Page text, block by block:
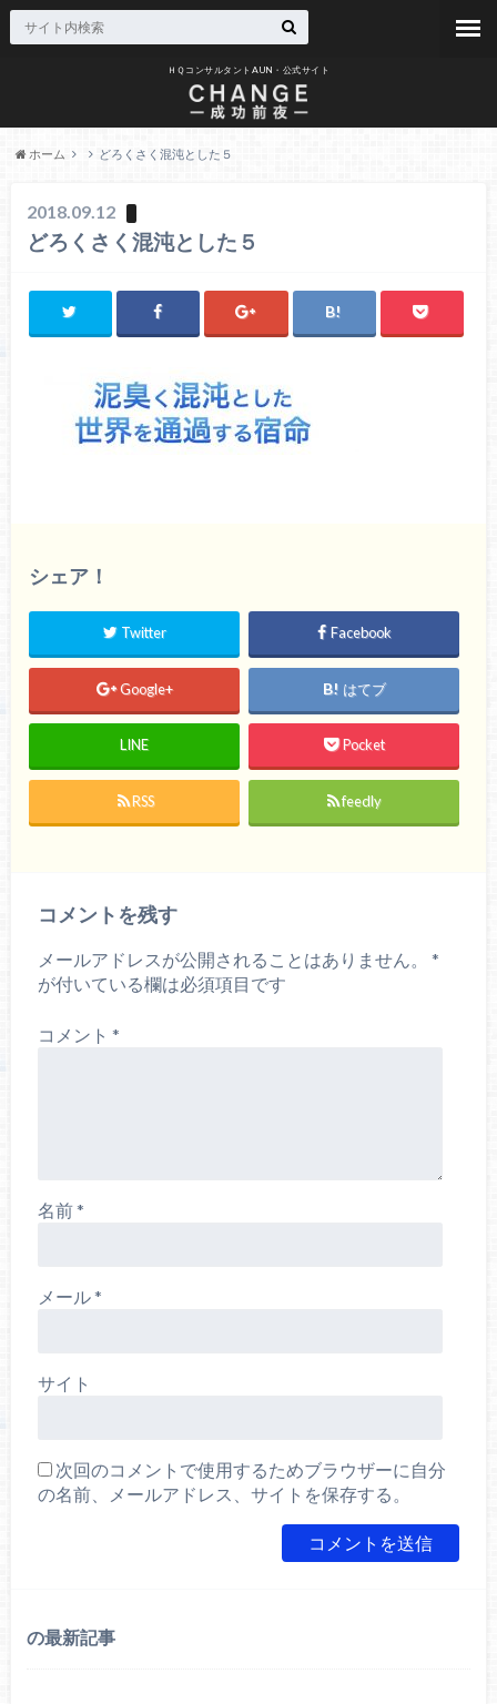
ＨＱコンサルタントAUN・公式サイト
ホーム どろくさく混沌とした５
2018.09.12
どろくさく混沌とした５
シェア！
Twitter Facebook
Google+ はてブ
LINE Pocket
RSS feedly
コメントを残す
メールアドレスが公開されることはありません。
*
が付いている欄は必須項目です
コメント *
名前*
メール*
サイト
次回のコメントで使用するためブラウザーに自分
の名前、メールアドレス、サイトを保存する。
の最新記事